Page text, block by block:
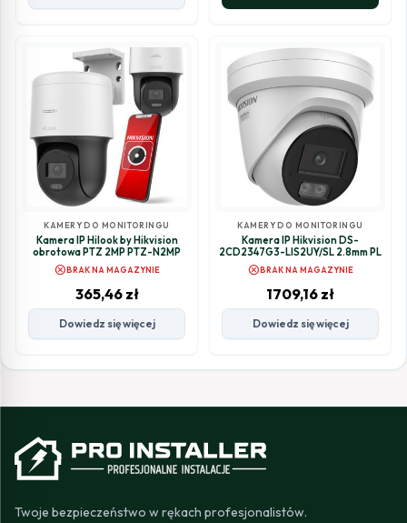
KAMERY DO MONITORINGU
Kamera IP Hilook by Hikvision
obrotowa PTZ 2MP PTZ-N2MP
cancelBRAK NA MAGAZYNIE
365,46 zł
Dowiedz się więcej
KAMERY DO MONITORINGU
Kamera IP Hikvision DS-
2CD2347G3-LIS2UY/SL 2.8mm PL
cancelBRAK NA MAGAZYNIE
1709,16 zł
Dowiedz się więcej
Twoje bezpieczeństwo w rękach profesjonalistów.